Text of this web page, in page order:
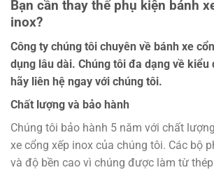
Bạn cần thay thế phụ kiện bánh
inox?
Công ty chúng tôi chuyên về bánh xe
dụng lâu dài. Chúng tôi đa dạng về kiểu
hãy liên hệ ngay với chúng tôi.
Chất lượng và bảo hành
Chúng tôi bảo hành 5 năm với chất
xe cổng xếp inox của chúng tôi. Các bộ
và độ bền cao vì chúng được làm từ